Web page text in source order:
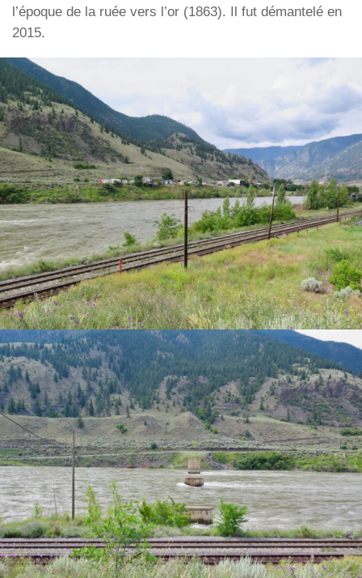
l’époque de la ruée vers l’or (1863). Il fut démantelé en
2015.